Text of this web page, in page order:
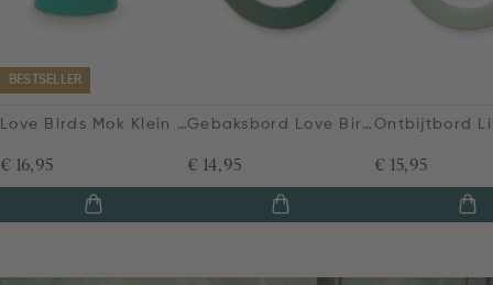
BESTSELLER
Love Birds Mok Klein Groen
€ 16,95
Gebaksbord Love Birds Donkergroen 17cm
€ 14,95 € 15,95